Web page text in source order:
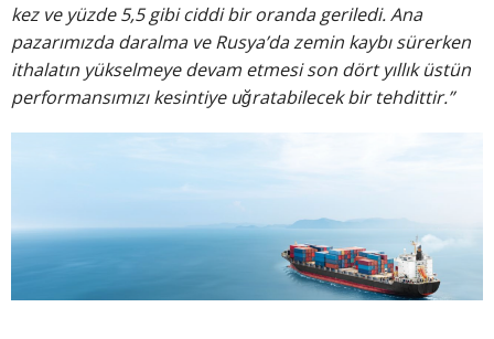
kez ve yüzde 5,5 gibi ciddi bir oranda geriledi. Ana
pazarımızda daralma ve Rusya’da zemin kaybı sürerken
ithalatın yükselmeye devam etmesi son dört yıllık üstün
performansımızı kesintiye uğratabilecek bir tehdittir.”